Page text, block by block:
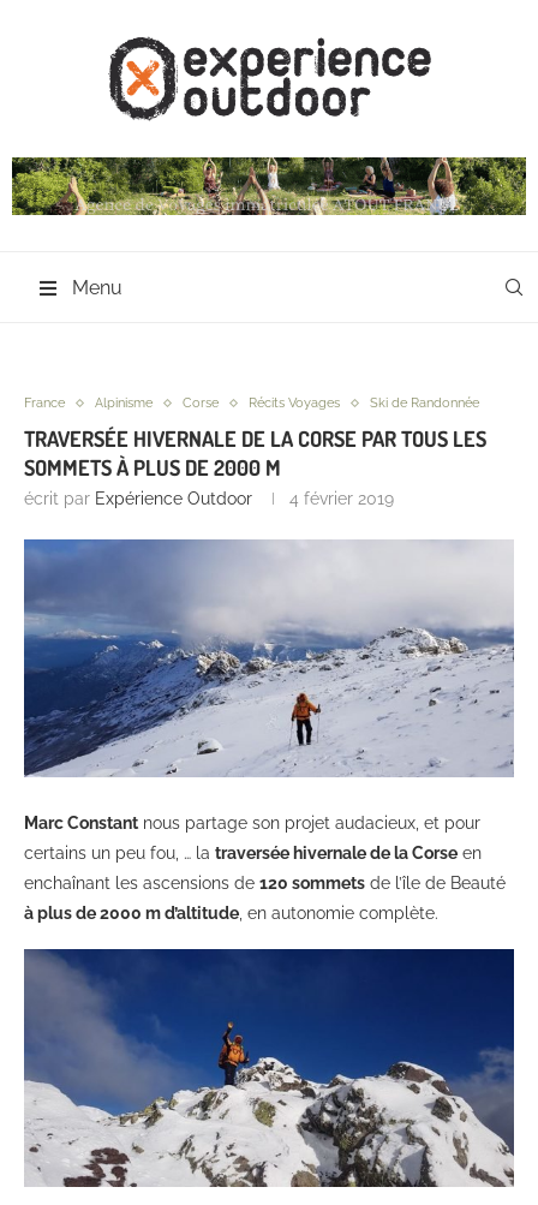
Menu
France Alpinisme Corse Récits Voyages Ski de Randonnée
TRAVERSÉE HIVERNALE DE LA CORSE PAR TOUS LES
SOMMETS À PLUS DE 2000 M
écrit par Expérience Outdoor 4 février 2019
Marc Constant nous partage son projet audacieux, et pour
certains un peu fou, … la traversée hivernale de la Corse en
enchaînant les ascensions de 120 sommets de l’île de Beauté
à plus de 2000 m d’altitude, en autonomie complète.